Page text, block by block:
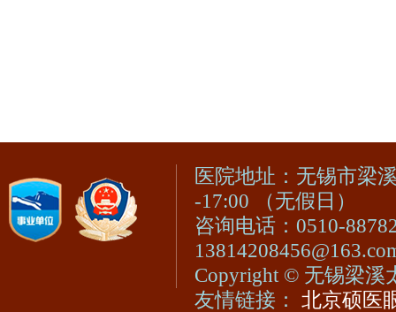
医院地址：无锡市梁
-17:00 （无假日）
咨询电话：0510-
Copyright © 无锡梁溪
友情链接： 北京硕医